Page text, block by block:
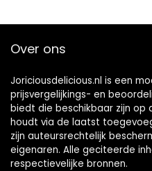
Over ons
Joriciousdelicious.nl is een
prijsvergelijkings- en
biedt die beschikbaar zijn op
houdt via de laatst
zijn auteursrechtelijk
eigenaren. Alle geciteerde
respectievelijke bronnen.